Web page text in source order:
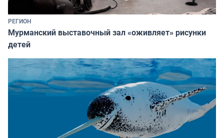
РЕГИОН
Мурманский выставочный зал «оживляет» рисунки
детей